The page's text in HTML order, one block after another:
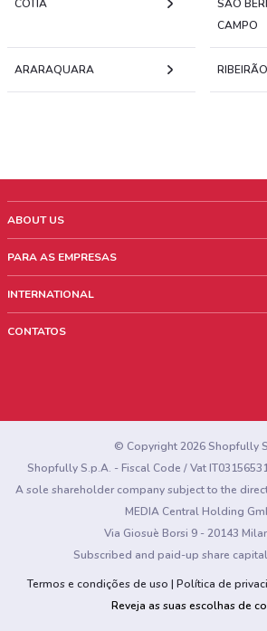
COTIA
SÃO
CAMPO
ARARAQUARA
ABOUT US
Quem Somos
Trabalhe conosco
PARA AS EMPRESAS
Informações comerciais
INTERNATIONAL
CONTATOS
Encontrou algum problema no site ou no
© Copyright 2026 Shopfully
Shopfully S.p.A. - Fiscal Code / Vat
A sole shareholder company subject to the
MEDIA Central Holding
Via Giosuè Borsi 9 - 20143
Subscribed and paid-up share
Termos e condições de uso
Política de
Reveja as suas escolhas de